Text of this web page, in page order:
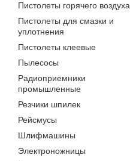
Пистолеты горячего воздуха
Пистолеты для смазки и
уплотнения
Пистолеты клеевые
Пылесосы
Радиоприемники
промышленные
Резчики шпилек
Рейсмусы
Шлифмашины
Электроножницы